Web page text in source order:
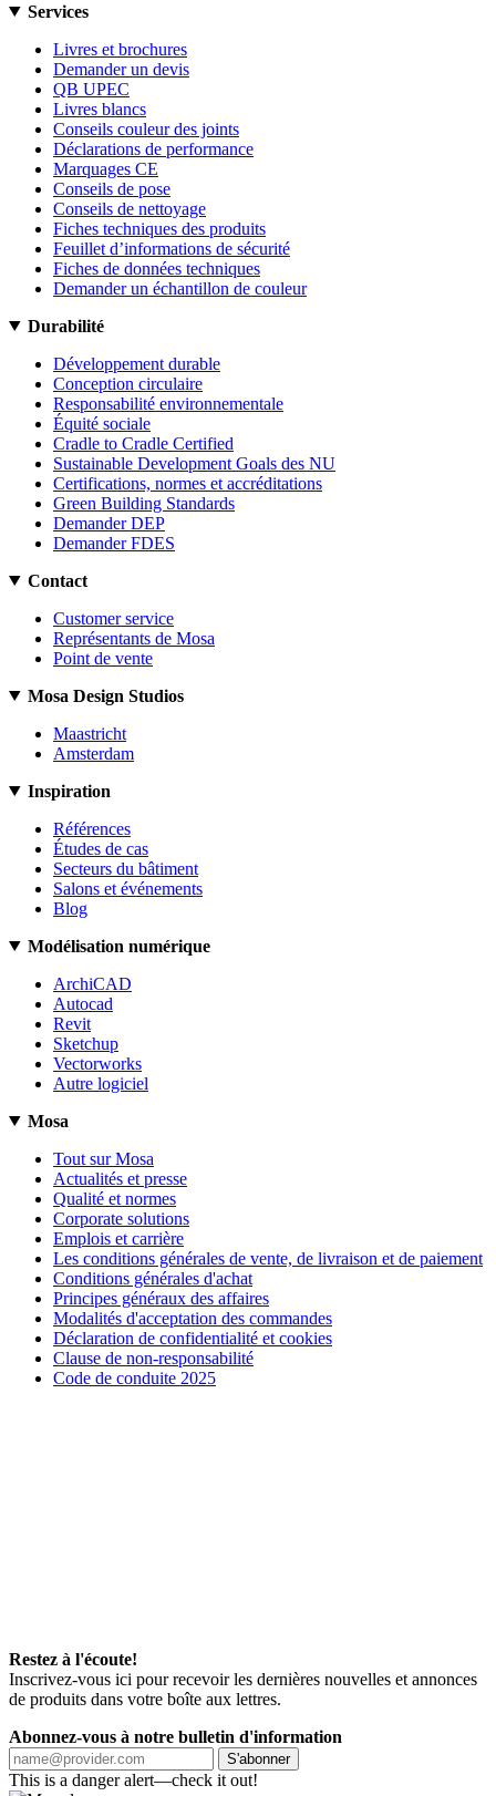
Services
Livres et brochures
Demander un devis
QB UPEC
Livres blancs
Conseils couleur des joints
Déclarations de performance
Marquages CE
Conseils de pose
Conseils de nettoyage
Fiches techniques des produits
Feuillet d’informations de sécurité
Fiches de données techniques
Demander un échantillon de couleur
Durabilité
Développement durable
Conception circulaire
Responsabilité environnementale
Équité sociale
Cradle to Cradle Certified
Sustainable Development Goals des NU
Certifications, normes et accréditations
Green Building Standards
Demander DEP
Demander FDES
Contact
Customer service
Représentants de Mosa
Point de vente
Mosa Design Studios
Maastricht
Amsterdam
Inspiration
Références
Études de cas
Secteurs du bâtiment
Salons et événements
Blog
Modélisation numérique
ArchiCAD
Autocad
Revit
Sketchup
Vectorworks
Autre logiciel
Mosa
Tout sur Mosa
Actualités et presse
Qualité et normes
Corporate solutions
Emplois et carrière
Les conditions générales de vente, de livraison et de paiement
Conditions générales d'achat
Principes généraux des affaires
Modalités d'acceptation des commandes
Déclaration de confidentialité et cookies
Clause de non-responsabilité
Code de conduite 2025
Restez à l'écoute!
Inscrivez-vous ici pour recevoir les dernières nouvelles et annonces
de produits dans votre boîte aux lettres.
Abonnez-vous à notre bulletin d'information
S'abonner
This is a danger alert—check it out!